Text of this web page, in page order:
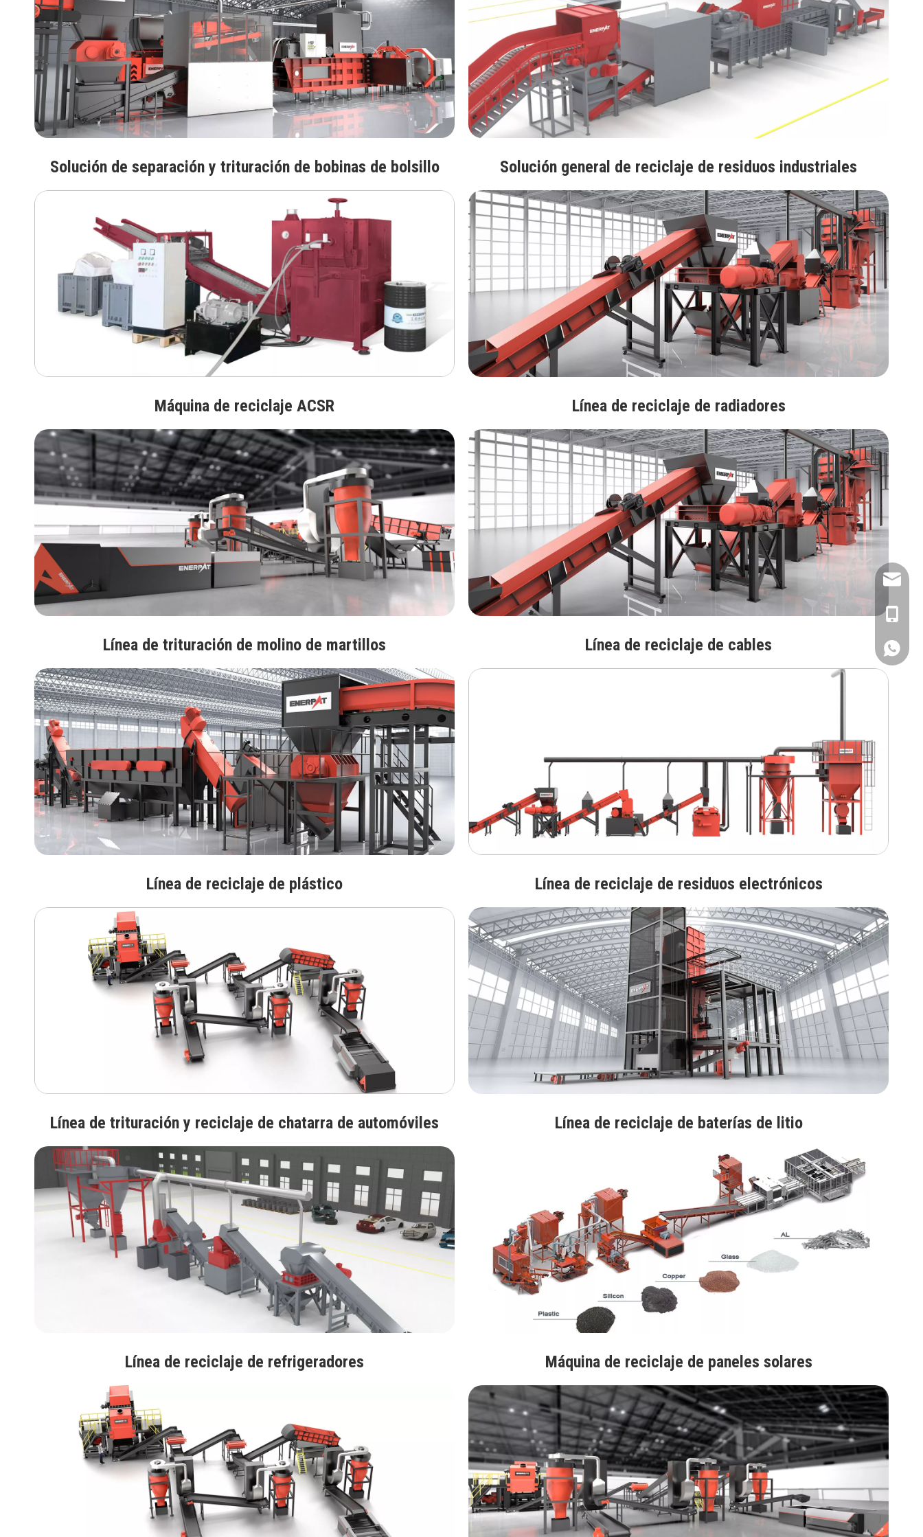
Solución de separación y trituración de bobinas de bolsillo Solución general de reciclaje de residuos industriales
Máquina de reciclaje ACSR Línea de reciclaje de radiadores
Línea de trituración de molino de martillos Línea de reciclaje de cables
Línea de reciclaje de plástico Línea de reciclaje de residuos electrónicos
Línea de trituración y reciclaje de chatarra de automóviles Línea de reciclaje de baterías de litio
Línea de reciclaje de refrigeradores Máquina de reciclaje de paneles solares
+1909-
+1909-